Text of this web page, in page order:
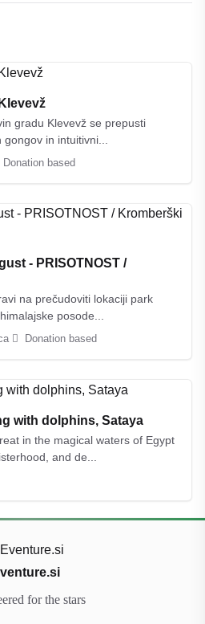
gradu Klevevž se prepusti
in intuitivni...
Donation based
- PRISOTNOST /
na prečudoviti lokaciji park
posode...
Donation based
with dolphins, Sataya
in the magical waters of Egypt
and de...
for the stars